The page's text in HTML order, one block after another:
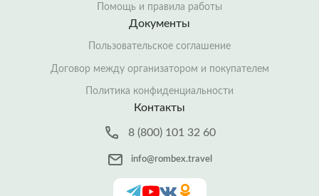
Помощь и правила работы
Документы
Пользовательское соглашение
Договор между организатором и покупателем
Политика конфиденциальности
Контакты
8 (800) 101 32 60
info@rombex.travel